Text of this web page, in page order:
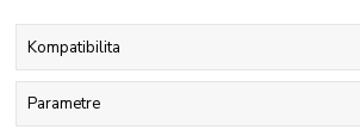
Kompatibilita
Parametre